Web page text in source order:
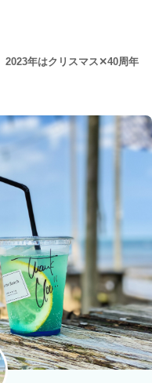
2023年はクリスマス✕40周年